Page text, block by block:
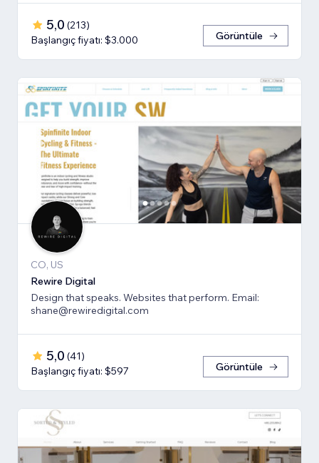
5,0 (213)
Başlangıç fiyatı: $3.000
Görüntüle
CO, US
Rewire Digital
Design that speaks. Websites that perform. Email:
shane@rewiredigital.com
5,0 (41)
Başlangıç fiyatı: $597
Görüntüle